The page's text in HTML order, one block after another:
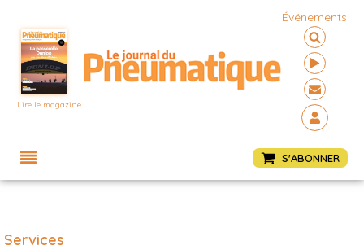
Lire le magazine
Événements
S'ABONNER
Services